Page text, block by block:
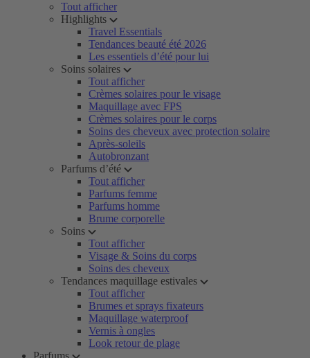
Tout afficher
Highlights
Travel Essentials
Tendances beauté été 2026
Les essentiels d’été pour lui
Soins solaires
Tout afficher
Crèmes solaires pour le visage
Maquillage avec FPS
Crèmes solaires pour le corps
Soins des cheveux avec protection solaire
Après-soleils
Autobronzant
Parfums d’été
Tout afficher
Parfums femme
Parfums homme
Brume corporelle
Soins
Tout afficher
Visage & Soins du corps
Soins des cheveux
Tendances maquillage estivales
Tout afficher
Brumes et sprays fixateurs
Maquillage waterproof
Vernis à ongles
Look retour de plage
Parfums